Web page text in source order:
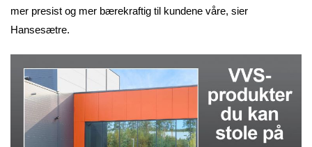
mer presist og mer bærekraftig til kundene våre, sier
Hansesætre.